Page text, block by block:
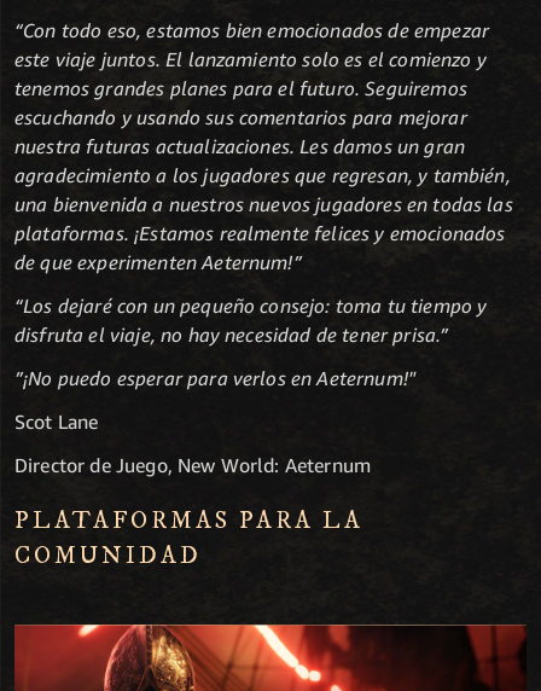
“Con todo eso, estamos bien emocionados de empezar
este viaje juntos. El lanzamiento solo es el comienzo y
tenemos grandes planes para el futuro. Seguiremos
escuchando y usando sus comentarios para mejorar
nuestra futuras actualizaciones. Les damos un gran
agradecimiento a los jugadores que regresan, y también,
una bienvenida a nuestros nuevos jugadores en todas las
plataformas. ¡Estamos realmente felices y emocionados
de que experimenten Aeternum!”
“Los dejaré con un pequeño consejo: toma tu tiempo y
disfruta el viaje, no hay necesidad de tener prisa.”
”¡No puedo esperar para verlos en Aeternum!"
Scot Lane
Director de Juego, New World: Aeternum
PLATAFORMAS PARA LA
COMUNIDAD